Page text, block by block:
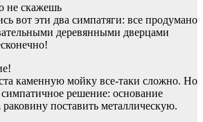
не скажешь
вот эти два симпатяги: все продумано
деревянными дверцами
каменную мойку все-таки сложно. Но
симпатичное решение: основание
поставить металлическую.